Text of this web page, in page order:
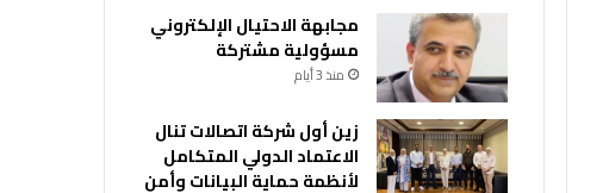
مجابهة الاحتيال الإلكتروني
مسؤولية مشتركة
منذ 3 أيام
زين أول شركة اتصالات تنال
الاعتماد الدولي المتكامل
لأنظمة حماية البيانات وأمن